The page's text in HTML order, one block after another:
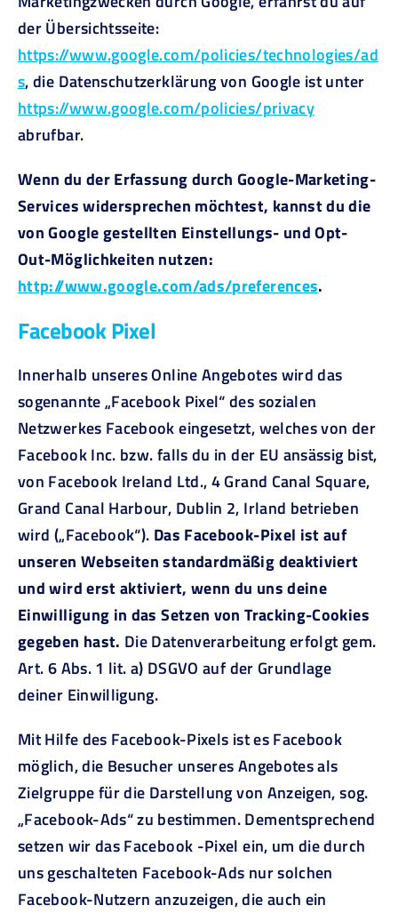
der Übersichtsseite:
https://www.google.com/policies/technologies/ad
s, die Datenschutzerklärung von Google ist unter
https://www.google.com/policies/privacy
abrufbar.
Wenn du der Erfassung durch Google-Marketing-
Services widersprechen möchtest, kannst du die
von Google gestellten Einstellungs- und Opt-
Out-Möglichkeiten nutzen:
http://www.google.com/ads/preferences.
Facebook Pixel
Innerhalb unseres Online Angebotes wird das
sogenannte „Facebook Pixel“ des sozialen
Netzwerkes Facebook eingesetzt, welches von der
Facebook Inc. bzw. falls du in der EU ansässig bist,
von Facebook Ireland Ltd., 4 Grand Canal Square,
Grand Canal Harbour, Dublin 2, Irland betrieben
wird („Facebook“). Das Facebook-Pixel ist auf
unseren Webseiten standardmäßig deaktiviert
und wird erst aktiviert, wenn du uns deine
Einwilligung in das Setzen von Tracking-Cookies
gegeben hast. Die Datenverarbeitung erfolgt gem.
Art. 6 Abs. 1 lit. a) DSGVO auf der Grundlage
deiner Einwilligung.
Mit Hilfe des Facebook-Pixels ist es Facebook
möglich, die Besucher unseres Angebotes als
Zielgruppe für die Darstellung von Anzeigen, sog.
„Facebook-Ads“ zu bestimmen. Dementsprechend
setzen wir das Facebook -Pixel ein, um die durch
uns geschalteten Facebook-Ads nur solchen
Facebook-Nutzern anzuzeigen, die auch ein